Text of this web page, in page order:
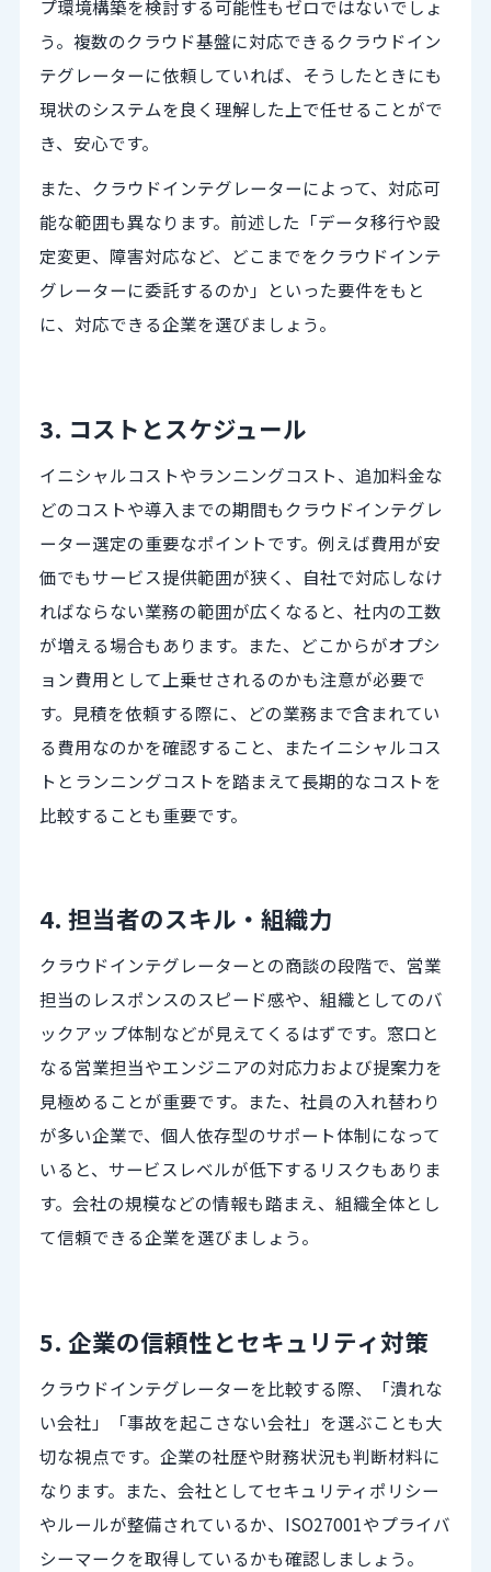
プ環境構築を検討する可能性もゼロではないでしょ
う。複数のクラウド基盤に対応できるクラウドイン
テグレーターに依頼していれば、そうしたときにも
現状のシステムを良く理解した上で任せることがで
き、安心です。
また、クラウドインテグレーターによって、対応可
能な範囲も異なります。前述した「データ移行や設
定変更、障害対応など、どこまでをクラウドインテ
グレーターに委託するのか」といった要件をもと
に、対応できる企業を選びましょう。
3. コストとスケジュール
イニシャルコストやランニングコスト、追加料金な
どのコストや導入までの期間もクラウドインテグレ
ーター選定の重要なポイントです。例えば費用が安
価でもサービス提供範囲が狭く、自社で対応しなけ
ればならない業務の範囲が広くなると、社内の工数
が増える場合もあります。また、どこからがオプシ
ョン費用として上乗せされるのかも注意が必要で
す。見積を依頼する際に、どの業務まで含まれてい
る費用なのかを確認すること、またイニシャルコス
トとランニングコストを踏まえて長期的なコストを
比較することも重要です。
4. 担当者のスキル・組織力
クラウドインテグレーターとの商談の段階で、営業
担当のレスポンスのスピード感や、組織としてのバ
ックアップ体制などが見えてくるはずです。窓口と
なる営業担当やエンジニアの対応力および提案力を
見極めることが重要です。また、社員の入れ替わり
が多い企業で、個人依存型のサポート体制になって
いると、サービスレベルが低下するリスクもありま
す。会社の規模などの情報も踏まえ、組織全体とし
て信頼できる企業を選びましょう。
5. 企業の信頼性とセキュリティ対策
クラウドインテグレーターを比較する際、「潰れな
い会社」「事故を起こさない会社」を選ぶことも大
切な視点です。企業の社歴や財務状況も判断材料に
なります。また、会社としてセキュリティポリシー
やルールが整備されているか、ISO27001やプライバ
シーマークを取得しているかも確認しましょう。